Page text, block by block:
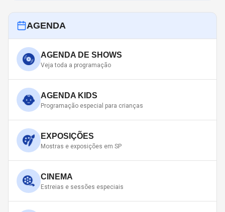
AGENDA
AGENDA DE SHOWS
Veja toda a programação
AGENDA KIDS
Programação especial para crianças
EXPOSIÇÕES
Mostras e exposições em SP
CINEMA
Estreias e sessões especiais